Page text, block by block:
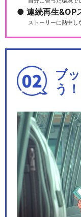
連続再生&OP
ストーリーに熱中し
ブ
う！